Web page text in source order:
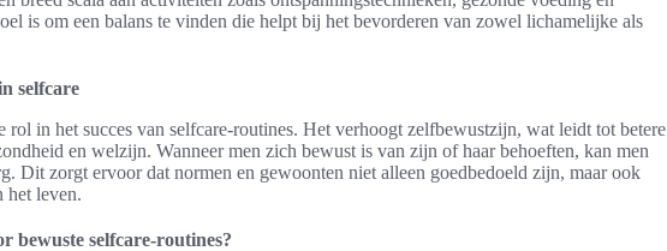
is om een balans te vinden die helpt bij het bevorderen van zowel lichamelijke als
selfcare
rol in het succes van selfcare-routines. Het verhoogt zelfbewustzijn, wat leidt tot betere
en welzijn. Wanneer men zich bewust is van zijn of haar behoeften, kan men
Dit zorgt ervoor dat normen en gewoonten niet alleen goedbedoeld zijn, maar ook
het leven.
bewuste selfcare-routines?